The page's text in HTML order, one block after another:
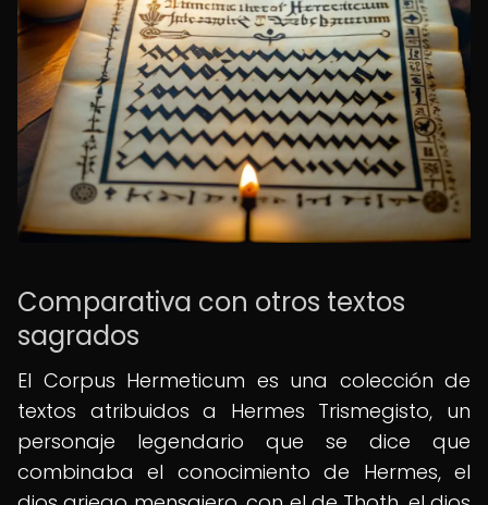
Comparativa con otros textos
sagrados
El Corpus Hermeticum es una colección de
textos atribuidos a Hermes Trismegisto, un
personaje legendario que se dice que
combinaba el conocimiento de Hermes, el